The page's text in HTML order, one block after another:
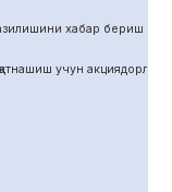
хабар бериш
учун акциядорлар